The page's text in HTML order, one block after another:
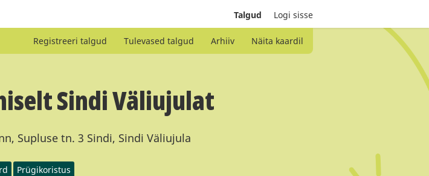
Talgud Logi sisse
Registreeri talgud Tulevased talgud Arhiiv Näita kaardil
Sindi Väliujulat
Supluse tn. 3 Sindi, Sindi Väliujula
Prügikoristus